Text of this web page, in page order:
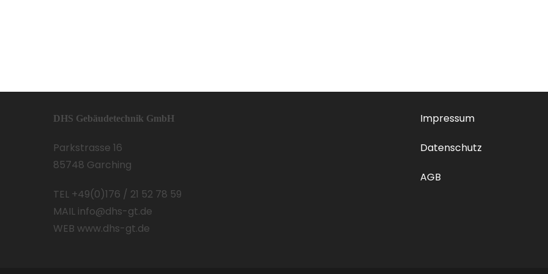
DHS Gebäudetechnik GmbH
Parkstrasse 16
85748 Garching
TEL +49(0)176 / 21 52 78 59
MAIL info@dhs-gt.de
WEB www.dhs-gt.de
Impressum
Datenschutz
AGB